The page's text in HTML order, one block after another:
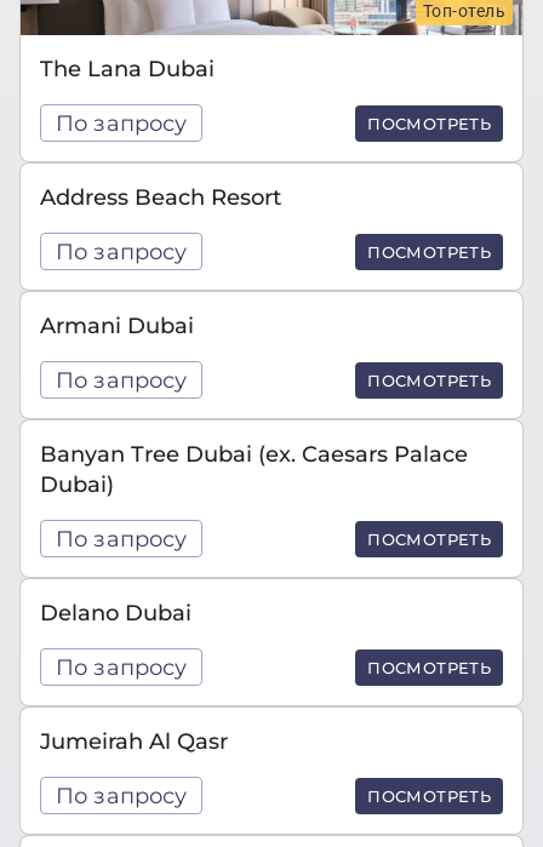
Топ-отель
The Lana Dubai
По запросу ПОСМОТРЕТЬ
Address Beach Resort
По запросу ПОСМОТРЕТЬ
Armani Dubai
По запросу ПОСМОТРЕТЬ
Banyan Tree Dubai (ex. Caesars Palace
Dubai)
По запросу ПОСМОТРЕТЬ
Delano Dubai
По запросу ПОСМОТРЕТЬ
Jumeirah Al Qasr
По запросу ПОСМОТРЕТЬ